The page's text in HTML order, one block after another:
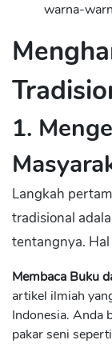
warna-
1.
Langkah
tradisional
tentangnya.
Membaca Buku
artikel ilmiah
Indonesia. Anda
pakar seni